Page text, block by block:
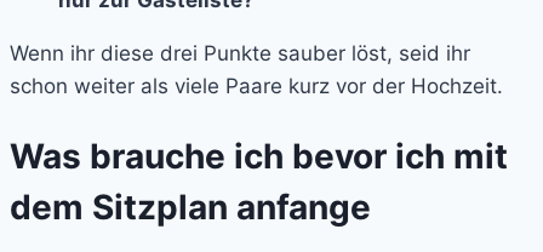
Wenn ihr diese drei Punkte sauber löst, seid ihr
schon weiter als viele Paare kurz vor der Hochzeit.
Was brauche ich bevor ich mit
dem Sitzplan anfange